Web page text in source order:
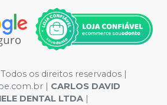
os direitos reservados |
| CARLOS DAVID
DENTAL LTDA